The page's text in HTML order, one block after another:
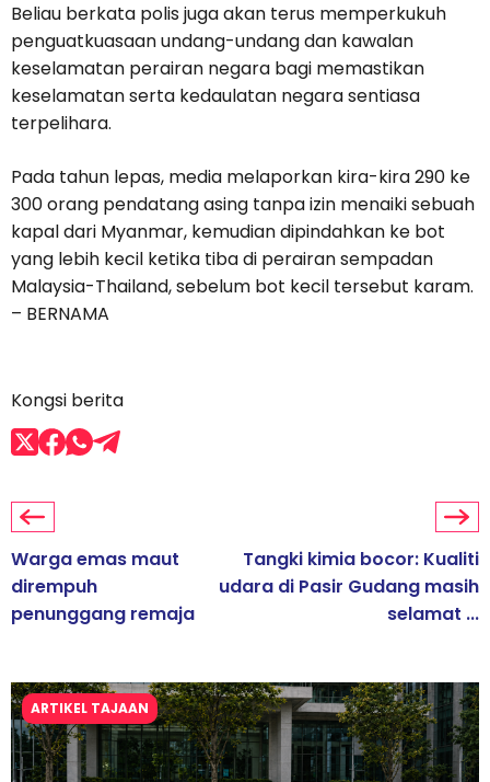
Beliau berkata polis juga akan terus memperkukuh
penguatkuasaan undang-undang dan kawalan
keselamatan perairan negara bagi memastikan
keselamatan serta kedaulatan negara sentiasa
terpelihara.
Pada tahun lepas, media melaporkan kira-kira 290 ke
300 orang pendatang asing tanpa izin menaiki sebuah
kapal dari Myanmar, kemudian dipindahkan ke bot
yang lebih kecil ketika tiba di perairan sempadan
Malaysia-Thailand, sebelum bot kecil tersebut karam.
– BERNAMA
Kongsi berita
Warga emas maut
dirempuh
penunggang remaja
Tangki kimia bocor: Kualiti
udara di Pasir Gudang masih
selamat ...
ARTIKEL TAJAAN